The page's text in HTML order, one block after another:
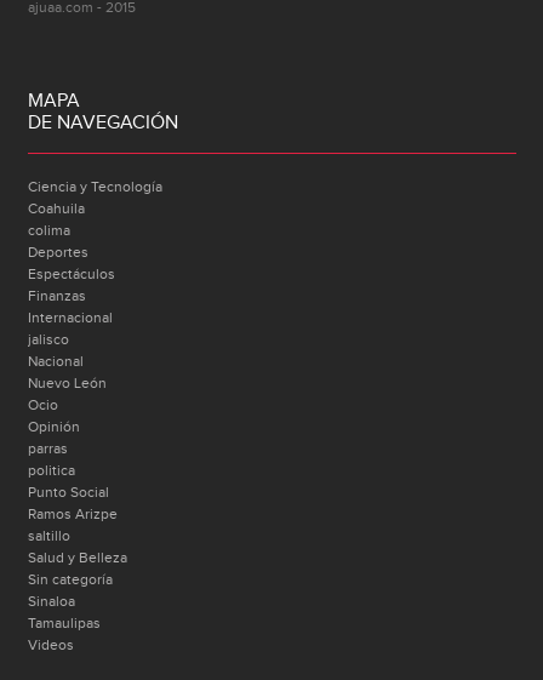
ajuaa.com - 2015
MAPA
DE NAVEGACIÓN
Ciencia y Tecnología
Coahuila
colima
Deportes
Espectáculos
Finanzas
Internacional
jalisco
Nacional
Nuevo León
Ocio
Opinión
parras
politica
Punto Social
Ramos Arizpe
saltillo
Salud y Belleza
Sin categoría
Sinaloa
Tamaulipas
Videos